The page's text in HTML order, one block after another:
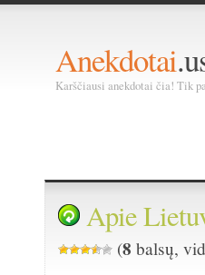
Anekdotai
Karščiausi anekdotai čia! Tik
Apie
(8 balsų,